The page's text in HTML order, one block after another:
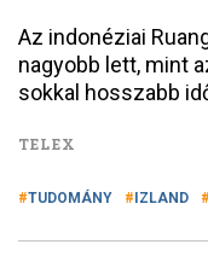
Az indonéziai
nagyobb lett, mint
sokkal hosszabb
TELEX
TUDOMÁNY IZLAND